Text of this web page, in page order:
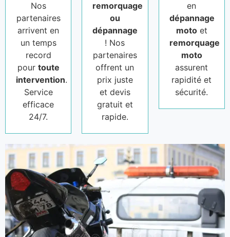
Nos
partenaires
arrivent en
un temps
record
pour toute
intervention.
Service
efficace
24/7.
remorquage
ou
dépannage
! Nos
partenaires
offrent un
prix juste
et devis
gratuit et
rapide.
en
dépannage
motoet
remorquage
moto
assurent
rapidité et
sécurité.